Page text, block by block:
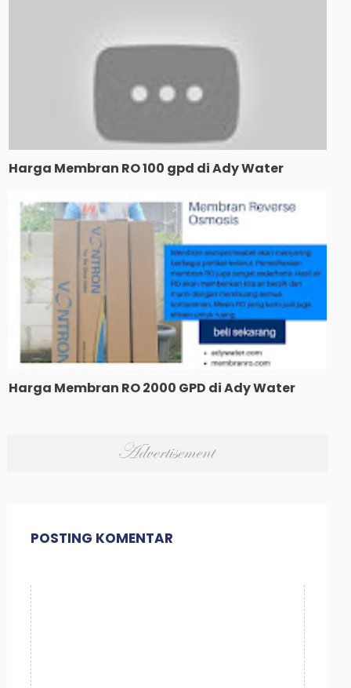
Harga Membran RO 100 gpd di Ady Water
Harga Membran RO 2000 GPD di Ady Water
POSTING KOMENTAR